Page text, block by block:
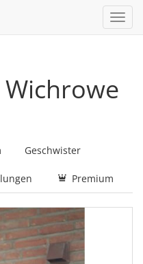
Geschwister
Premium